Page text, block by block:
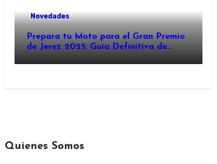
Novedades
Prepara tu Moto para el Gran Premio
de Jerez 2025: Guía Definitiva de
Quienes Somos